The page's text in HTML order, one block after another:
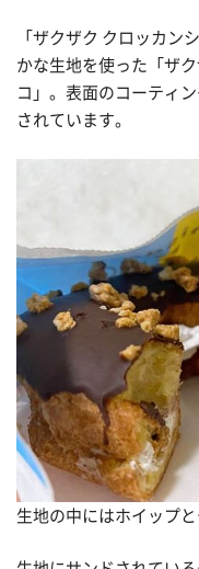
「ザクザク クロッカン
かな生地を使った「ザ
コ」。表面のコーティ
されています。
生地の中にはホイップ